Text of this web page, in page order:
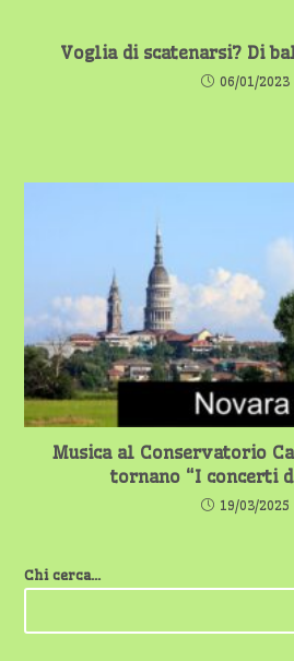
Voglia di scatenarsi? Di
06/01/2023
Musica al Conservatorio
tornano “I concerti
19/03/2025
Chi cerca...